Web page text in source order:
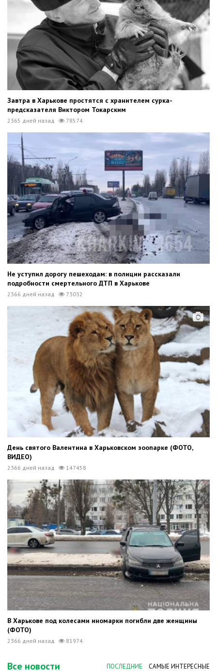
Завтра в Харькове простятся с хранителем сурка-
предсказателя Виктором Токарским
2365 дней назад 78574
Не уступил дорогу пешеходам: в полиции рассказали
подробности смертельного ДТП в Харькове
2366 дней назад 73032
День святого Валентина в Харьковском зоопарке (ФОТО,
ВИДЕО)
2366 дней назад 147458
В Харькове под колесами иномарки погибли две женщины
(ФОТО)
2366 дней назад 81974
Все новости ПОСЛЕДНИЕ САМЫЕ ИНТЕРЕСНЫЕ